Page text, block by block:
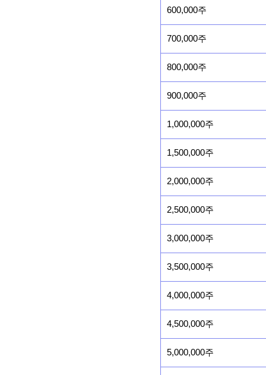
600,000주
700,000주
800,000주
900,000주
1,000,000주
1,500,000주
2,000,000주
2,500,000주
3,000,000주
3,500,000주
4,000,000주
4,500,000주
5,000,000주